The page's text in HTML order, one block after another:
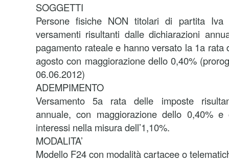
SOGGETTI
Persone fisiche NON titolari di partita
versamenti risultanti dalle dichiarazioni
pagamento rateale e hanno versato la 1a rata
agosto con maggiorazione dello 0,40%
06.06.2012)
ADEMPIMENTO
Versamento 5a rata delle imposte
annuale, con maggiorazione dello 0,40% e
interessi nella misura dell’1,10%.
MODALITA’
Modello F24 con modalità cartacee o